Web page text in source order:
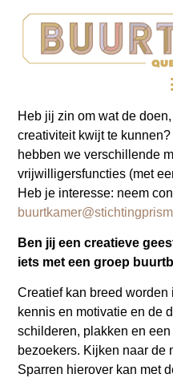
Heb jij zin om wat de
creativiteit kwijt te
hebben we verschillende
vrijwilligersfuncties (met
Heb je interesse: neem
Ben jij een creatieve
iets met een groep
Creatief kan breed
kennis en motivatie en de
schilderen, plakken en
bezoekers. Kijken naar de
Sparren hierover kan met